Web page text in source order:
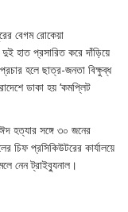
বেগম রোকেয়া
দুই হাত প্রসারিত করে দাঁড়িয়ে
হলে ছাত্র-জনতা বিক্ষুব্ধ
ডাকা হয় ‘কমপ্লিট
হত্যার সঙ্গে ৩০ জনের
প্রসিকিউটরের কার্যালয়ে
নেন ট্রাইব্যুনাল।